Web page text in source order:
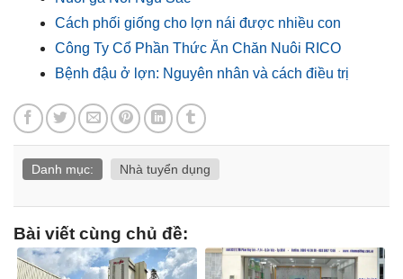
Cách phối giống cho lợn nái được nhiều con
Công Ty Cổ Phần Thức Ăn Chăn Nuôi RICO
Bệnh đậu ở lợn: Nguyên nhân và cách điều trị
Danh mục: Nhà tuyển dụng
Bài viết cùng chủ đề: